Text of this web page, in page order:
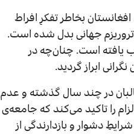
بخاطر تفکرِ افراط
جهانی بدل شده است.
یافته است. چنان‌چه در
ابراز گردید.
در چند سال گذشته و عدم
را تاکید می‌کند که جامعه‌ی
دشوار و بازدارندگی از